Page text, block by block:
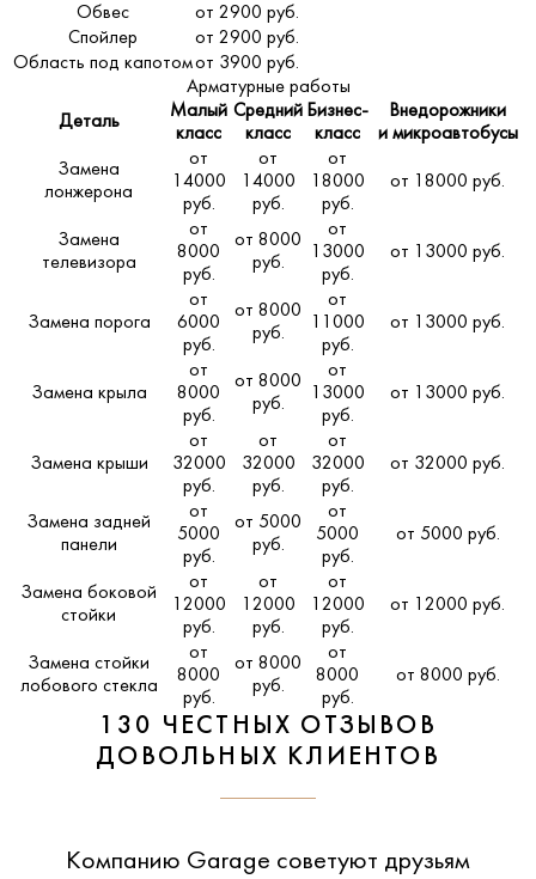
Обвес
от 2900 руб.
Спойлер
от 2900 руб.
Область под капотомот 3900 руб.
Арматурные работы
Деталь
Малый
класс
Средний
класс
Бизнес-
класс
Внедорожники
и микроавтобусы
Замена
лонжерона
от
14000
руб.
от
14000
руб.
от
18000
руб.
от 18000 руб.
Замена
телевизора
от
8000
руб.
от 8000
руб.
от
13000
руб.
от 13000 руб.
Замена порога
от
6000
руб.
от 8000
руб.
от
11000
руб.
от 13000 руб.
Замена крыла
от
8000
руб.
от 8000
руб.
от
13000
руб.
от 13000 руб.
Замена крыши
от
32000
руб.
от
32000
руб.
от
32000
руб.
от 32000 руб.
Замена задней
панели
от
5000
руб.
от 5000
руб.
от
5000
руб.
от 5000 руб.
Замена боковой
стойки
от
12000
руб.
от
12000
руб.
от
12000
руб.
от 12000 руб.
Замена стойки
лобового стекла
от
8000
руб.
от 8000
руб.
от
8000
руб.
от 8000 руб.
130 ЧЕСТНЫХ ОТЗЫВОВ
ДОВОЛЬНЫХ КЛИЕНТОВ
Компанию Garage советуют друзьям